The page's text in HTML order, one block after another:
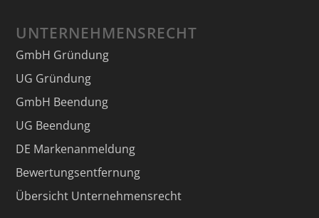
UNTERNEHMENSRECHT
GmbH Gründung
UG Gründung
GmbH Beendung
UG Beendung
DE Markenanmeldung
Bewertungsentfernung
Übersicht Unternehmensrecht